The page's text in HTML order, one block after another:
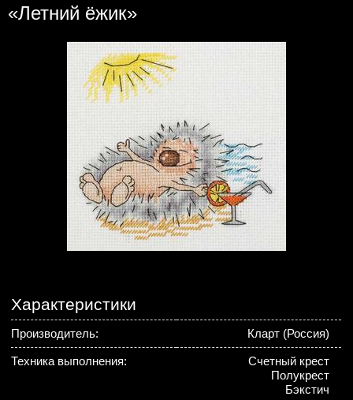
«Летний ёжик»
Характеристики
Производитель: Кларт (Россия)
Техника выполнения:
Счетный крест
Полукрест
Бэкстич